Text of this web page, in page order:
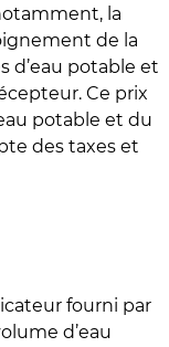
la
de la
d’eau potable et
Ce prix
potable et du
des taxes et
fourni par
d’eau